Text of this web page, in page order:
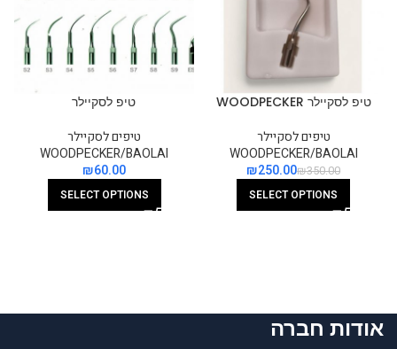
טיפ לסקיילר WOODPECKER
טיפים לסקיילר
WOODPECKER/BAOLAI
₪350.00
₪250.00
SELECT OPTIONS
טיפ לסקיילר
טיפים לסקיילר
WOODPECKER/BAOLAI
₪
SELECT OPTIONS
אודות חברה